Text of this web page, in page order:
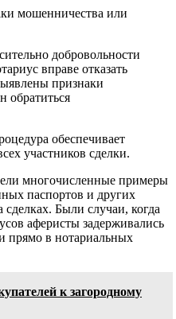
мошенничества или
добровольности
вправе отказать
признаки
обратиться
обеспечивает
участников сделки.
многочисленные примеры
паспортов и других
Были случаи, когда
аферисты задерживались
прямо в нотариальных
к загородному